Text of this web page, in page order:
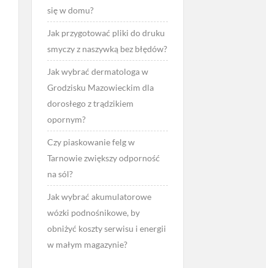
się w domu?
Jak przygotować pliki do druku
smyczy z naszywką bez błędów?
Jak wybrać dermatologa w
Grodzisku Mazowieckim dla
dorosłego z trądzikiem
opornym?
Czy piaskowanie felg w
Tarnowie zwiększy odporność
na sól?
Jak wybrać akumulatorowe
wózki podnośnikowe, by
obniżyć koszty serwisu i energii
w małym magazynie?